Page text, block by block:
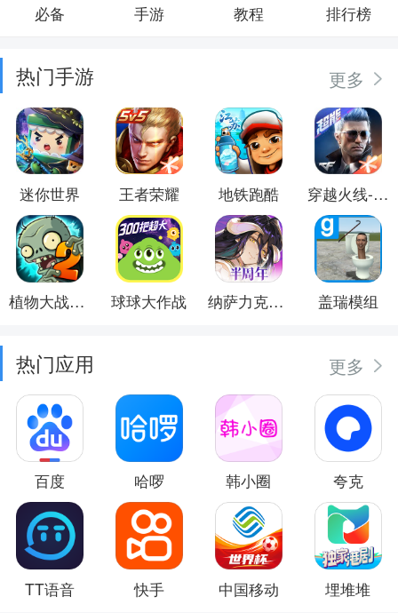
必备 手游 教程 排行榜
热门手游 更多
迷你世界 王者荣耀 地铁跑酷 穿越火线-枪战王者
植物大战僵尸2 球球大作战 纳萨力克之王 盖瑞模组
热门应用 更多
百度 哈啰 韩小圈 夸克
TT语音 快手 中国移动 埋堆堆